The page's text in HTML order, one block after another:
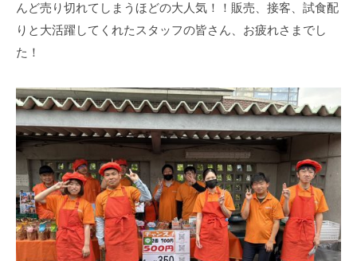
んど売り切れてしまうほどの大人気！！販売、接客、試食配
りと大活躍してくれたスタッフの皆さん、お疲れさまでし
た！